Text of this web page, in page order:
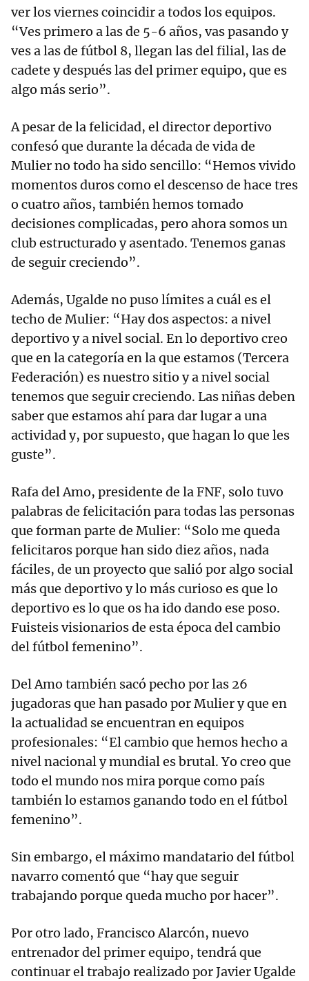
ver los viernes coincidir a todos los equipos.
“Ves primero a las de 5-6 años, vas pasando y
ves a las de fútbol 8, llegan las del filial, las de
cadete y después las del primer equipo, que es
algo más serio”.
A pesar de la felicidad, el director deportivo
confesó que durante la década de vida de
Mulier no todo ha sido sencillo: “Hemos vivido
momentos duros como el descenso de hace tres
o cuatro años, también hemos tomado
decisiones complicadas, pero ahora somos un
club estructurado y asentado. Tenemos ganas
de seguir creciendo”.
Además, Ugalde no puso límites a cuál es el
techo de Mulier: “Hay dos aspectos: a nivel
deportivo y a nivel social. En lo deportivo creo
que en la categoría en la que estamos (Tercera
Federación) es nuestro sitio y a nivel social
tenemos que seguir creciendo. Las niñas deben
saber que estamos ahí para dar lugar a una
actividad y, por supuesto, que hagan lo que les
guste”.
Rafa del Amo, presidente de la FNF, solo tuvo
palabras de felicitación para todas las personas
que forman parte de Mulier: “Solo me queda
felicitaros porque han sido diez años, nada
fáciles, de un proyecto que salió por algo social
más que deportivo y lo más curioso es que lo
deportivo es lo que os ha ido dando ese poso.
Fuisteis visionarios de esta época del cambio
del fútbol femenino”.
Del Amo también sacó pecho por las 26
jugadoras que han pasado por Mulier y que en
la actualidad se encuentran en equipos
profesionales: “El cambio que hemos hecho a
nivel nacional y mundial es brutal. Yo creo que
todo el mundo nos mira porque como país
también lo estamos ganando todo en el fútbol
femenino”.
Sin embargo, el máximo mandatario del fútbol
navarro comentó que “hay que seguir
trabajando porque queda mucho por hacer”.
Por otro lado, Francisco Alarcón, nuevo
entrenador del primer equipo, tendrá que
continuar el trabajo realizado por Javier Ugalde